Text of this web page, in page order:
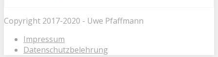
Copyright 2017-2020 - Uwe Pfaffmann
Impressum
Datenschutzbelehrung